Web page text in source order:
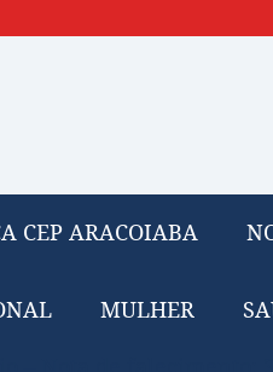
CEP ARACOIABA
MULHER